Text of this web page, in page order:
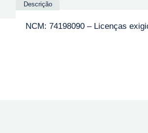
Descrição
NCM: 74198090 – Licenças